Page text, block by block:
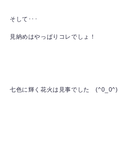
そして･･･
見納めはやっぱりコレでしょ！
七色に輝く花火は見事でした (^0_0^)